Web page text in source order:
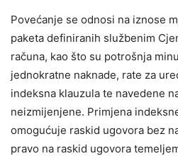
Povećanje se odnosi na iznose
paketa definiranih službenim
računa, kao što su potrošnja
jednokratne naknade, rate za
indeksna klauzula te navedene
neizmijenjene. Primjena
omogućuje raskid ugovora bez
pravo na raskid ugovora